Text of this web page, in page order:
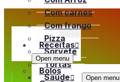
Com carnes
Com frango
Pizza
Sorvete
Tortas
Saúde
Open menu
Receitas
Open menu
Bolos